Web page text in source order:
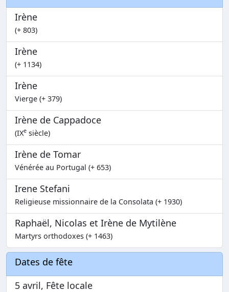
Irène
(+ 803)
Irène
(+ 1134)
Irène
Vierge (+ 379)
Irène de Cappadoce
(IXe siècle)
Irène de Tomar
Vénérée au Portugal (+ 653)
Irene Stefani
Religieuse missionnaire de la Consolata (+ 1930)
Raphaël, Nicolas et Irène de Mytilène
Martyrs orthodoxes (+ 1463)
Dates de fête
5 avril, Fête locale